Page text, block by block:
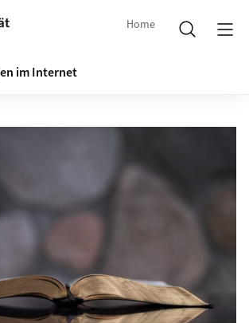
Home
im Internet